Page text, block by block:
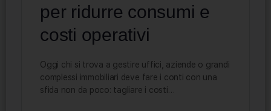
per ridurre consumi e
costi operativi
Oggi chi si trova a gestire uffici, aziende o grandi
complessi immobiliari deve fare i conti con una
sfida non da poco: tagliare i costi…